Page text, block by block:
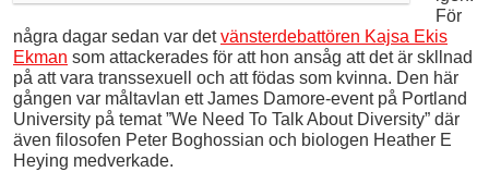
För
några dagar sedan var detvänsterdebattören Kajsa Ekis
Ekman som attackerades för att hon ansåg att det är skllnad
på att vara transsexuell och att födas som kvinna. Den här
gången var måltavlan ett James Damore-event på Portland
University på temat ”We Need To Talk About Diversity” där
även filosofen Peter Boghossian och biologen Heather E
Heying medverkade.